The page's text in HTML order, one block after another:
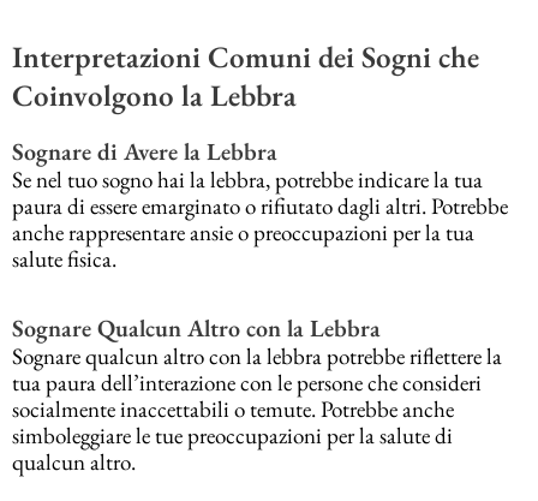
Interpretazioni Comuni dei Sogni che
Coinvolgono la Lebbra
Sognare di Avere la Lebbra
Se nel tuo sogno hai la lebbra, potrebbe indicare la tua
paura di essere emarginato o rifiutato dagli altri. Potrebbe
anche rappresentare ansie o preoccupazioni per la tua
salute fisica.
Sognare Qualcun Altro con la Lebbra
Sognare qualcun altro con la lebbra potrebbe riflettere la
tua paura dell’interazione con le persone che consideri
socialmente inaccettabili o temute. Potrebbe anche
simboleggiare le tue preoccupazioni per la salute di
qualcun altro.